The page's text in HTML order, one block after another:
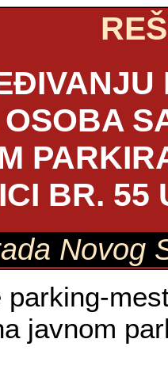
BR. 55
Novog
parking-
javnom